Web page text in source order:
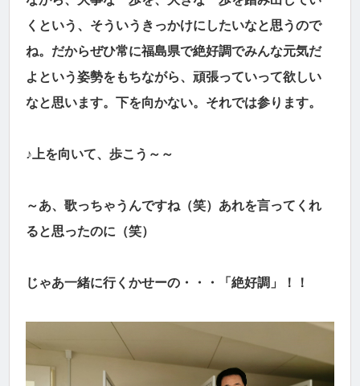
くという、そういうきっかけにしたいなと思うので
ね。だからぜひ常に福島県で絶好調でみんな元気だ
よという姿勢をもちながら、頑張っていって欲しい
なと思います。下を向かない。それでは参ります。
♪上を向いて、歩こう～～
～あ、歌っちゃうんですね（笑）あれを言ってくれ
ると思ったのに（笑）
じゃあ一緒に行くかせーの・・・「絶好調」！！